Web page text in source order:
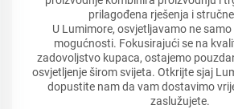
prilagođena rješenja i
U Lumimore, osvjetljavamo ne
mogućnosti. Fokusirajući se na
zadovoljstvo kupaca, ostajemo
osvjetljenje širom svijeta. Otkrijte sjaj
dopustite nam da vam dostavimo
zaslužujete.